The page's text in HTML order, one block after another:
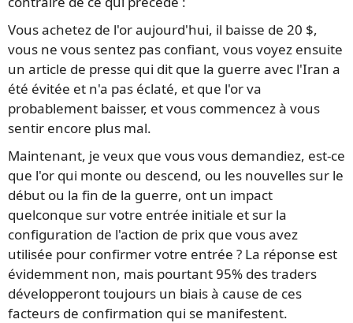
Vous achetez de l'or aujourd'hui, il baisse de 20 $,
vous ne vous sentez pas confiant, vous voyez ensuite
un article de presse qui dit que la guerre avec l'Iran a
été évitée et n'a pas éclaté, et que l'or va
probablement baisser, et vous commencez à vous
sentir encore plus mal.
Maintenant, je veux que vous vous demandiez, est-ce
que l'or qui monte ou descend, ou les nouvelles sur le
début ou la fin de la guerre, ont un impact
quelconque sur votre entrée initiale et sur la
configuration de l'action de prix que vous avez
utilisée pour confirmer votre entrée ? La réponse est
évidemment non, mais pourtant 95% des traders
développeront toujours un biais à cause de ces
facteurs de confirmation qui se manifestent.